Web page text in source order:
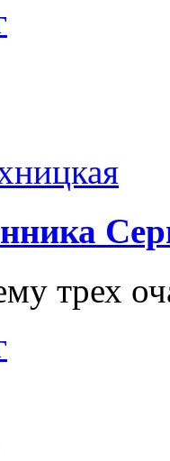
трех